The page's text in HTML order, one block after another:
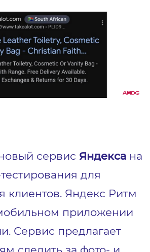
сервис Яндекса на
для
клиентов. Яндекс Ритм
приложении
Сервис предлагает